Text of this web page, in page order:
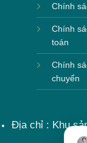
Chính
Chính
toán
Chính
chuyển
Địa chỉ : Khu